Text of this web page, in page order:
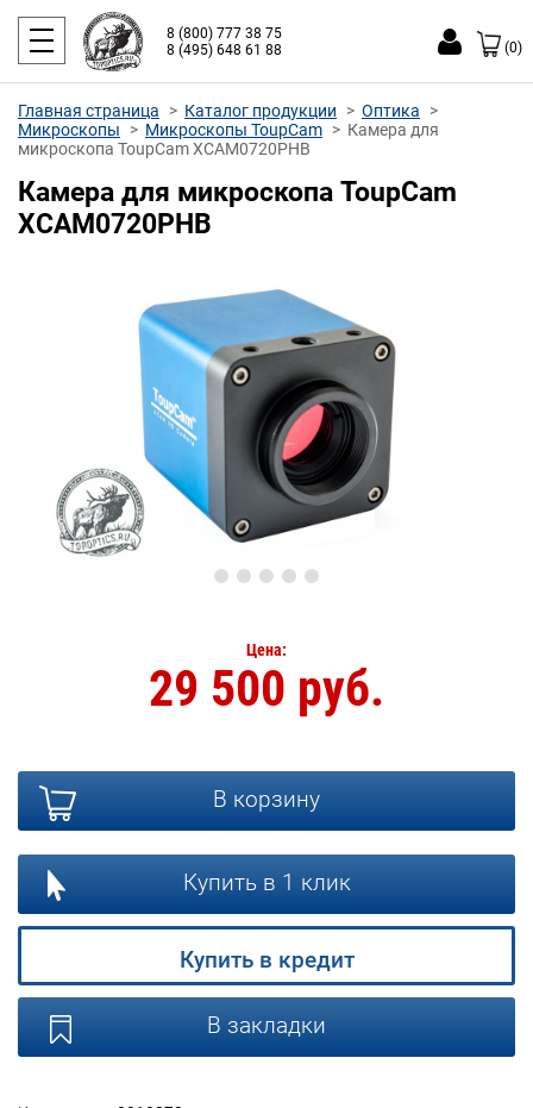
8 (800) 777 38 75
8 (495) 648 61 88
(0)
Главная страница Каталог продукции
Оптика
Микроскопы
Микроскопы ToupCam
Камера для
микроскопа ToupCam XCAM0720PHB
Камера для микроскопа ToupCam
XCAM0720PHB
Цена:
29 500 руб.
В корзину
Купить в 1 клик
Купить в кредит
В закладки